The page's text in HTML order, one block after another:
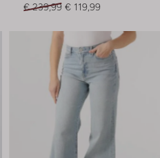
€ 239,99 € 119,99